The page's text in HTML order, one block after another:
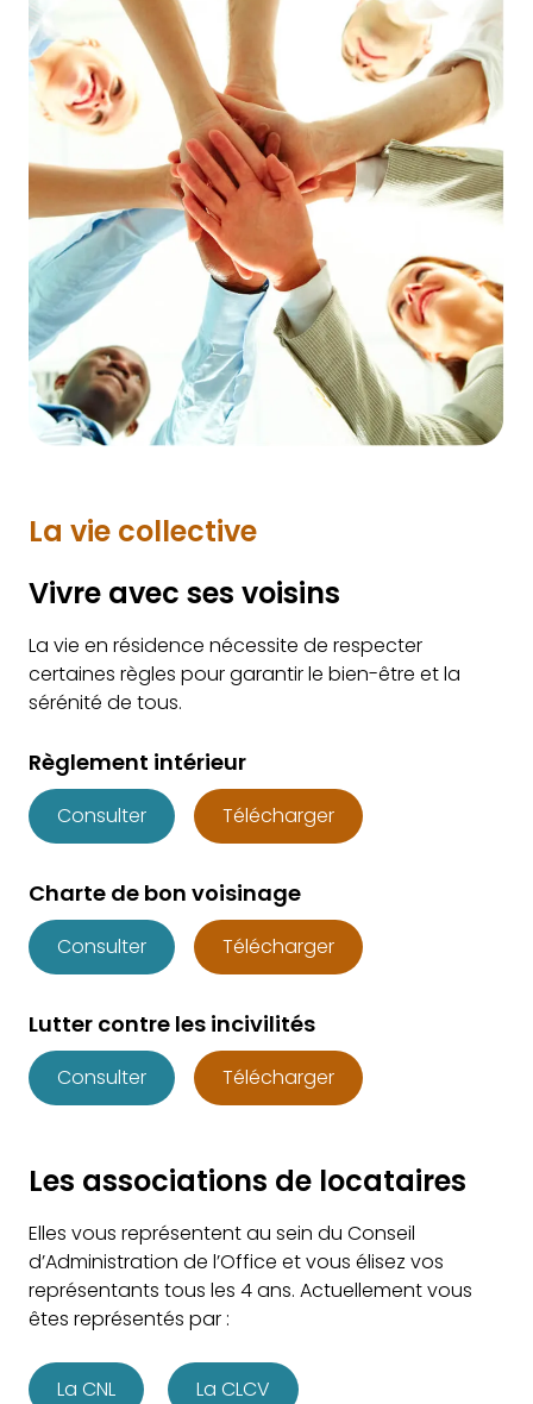
La vie collective
Vivre avec ses voisins
La vie en résidence nécessite de respecter
certaines règles pour garantir le bien-être et la
sérénité de tous.
Règlement intérieur
Consulter Télécharger
Charte de bon voisinage
Consulter Télécharger
Lutter contre les incivilités
Consulter Télécharger
Les associations de locataires
Elles vous représentent au sein du Conseil
d’Administration de l’Office et vous élisez vos
représentants tous les 4 ans. Actuellement vous
êtes représentés par :
La CNL La CLCV